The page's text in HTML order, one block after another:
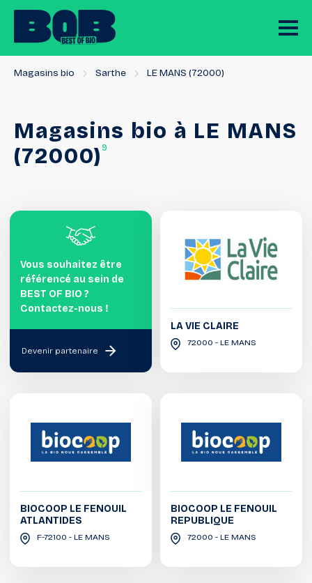
Magasins bio Sarthe LE MANS (72000)
Magasins bio à LE MANS
(72000) 9
Vous souhaitez être
référencé au sein de
BEST OF BIO ?
Contactez-nous !
Devenir partenaire
LA VIE CLAIRE
72000 - LE MANS
BIOCOOP LE FENOUIL
ATLANTIDES
F-72100 - LE MANS
BIOCOOP LE FENOUIL
REPUBLIQUE
72000 - LE MANS